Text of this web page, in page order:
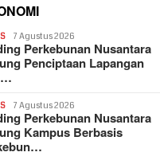
7 Agustus 2026
Perkebunan Nusantara
Penciptaan Lapangan
7 Agustus 2026
Perkebunan Nusantara
Kampus Berbasis